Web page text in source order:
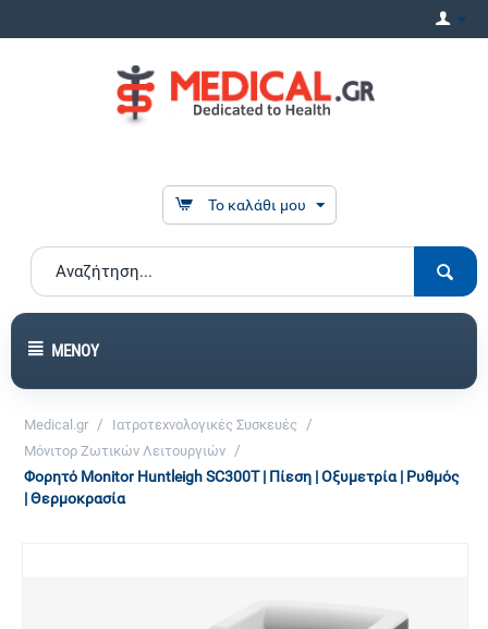
Το καλάθι μου
ΜΕΝΟΎ
Medical.gr / Ιατροτεχνολογικές Συσκευές /
Μόνιτορ Ζωτικών Λειτουργιών /
Φορητό Monitor Huntleigh SC300T | Πίεση | Οξυμετρία | Ρυθμός
| Θερμοκρασία